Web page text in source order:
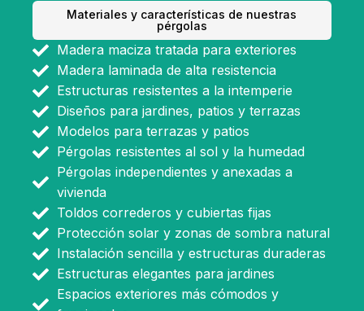
Materiales y características de nuestras
pérgolas
Madera maciza tratada para exteriores
Madera laminada de alta resistencia
Estructuras resistentes a la intemperie
Diseños para jardines, patios y terrazas
Modelos para terrazas y patios
Pérgolas resistentes al sol y la humedad
Pérgolas independientes y anexadas a
vivienda
Toldos correderos y cubiertas fijas
Protección solar y zonas de sombra natural
Instalación sencilla y estructuras duraderas
Estructuras elegantes para jardines
Espacios exteriores más cómodos y